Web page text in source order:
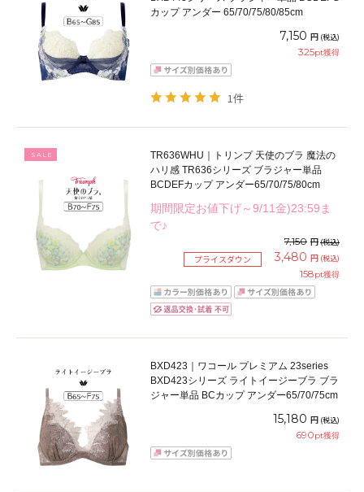
カップ アンダー 65/70/75/80/85cm
7,150 円 (税込)
325pt獲得
1件
SALE
TR636WHU｜トリンプ 天使のブラ 魔法の
ハリ感 TR636シリーズ ブラジャー単品
BCDEFカップ アンダー65/70/75/80cm
期間限定お値下げ～9/11金)23:59ま
で♪
7,150 円(税込)
プライスダウン 3,480 円 (税込)
158pt獲得
BXD423｜ワコール プレミアム 23series
BXD423シリーズ ライトイージーブラ ブラ
ジャー単品 BCカップ アンダー65/70/75cm
15,180 円 (税込)
690pt獲得